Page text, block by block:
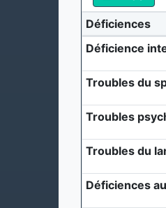
Déficiences
Déficience
Troubles du
Troubles
Troubles du
Déficiences